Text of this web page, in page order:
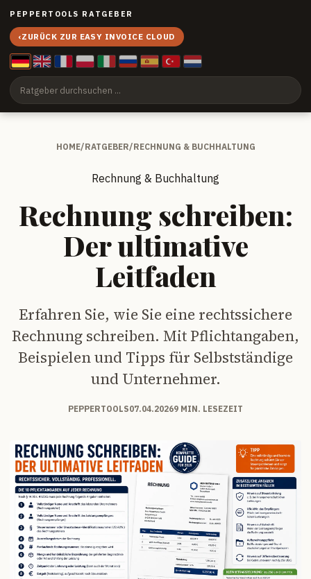
PEPPERTOOLS RATGEBER
‹ZURÜCK ZUR EASY INVOICE CLOUD
HOME/RATGEBER/RECHNUNG & BUCHHALTUNG
Rechnung & Buchhaltung
Rechnung schreiben:
Der ultimative
Leitfaden
Erfahren Sie, wie Sie eine rechtssichere
Rechnung schreiben. Mit Pflichtangaben,
Beispielen und Tipps für Selbstständige
und Unternehmer.
PEPPERTOOLS07.04.20269 MIN. LESEZEIT